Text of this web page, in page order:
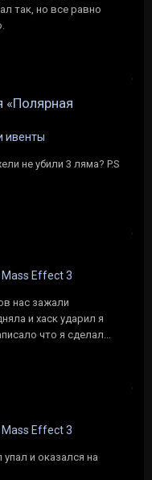
так, но все равно
«Полярная
ивенты
не убили 3 ляма? P.S
Effect 3
нас зажали
и хаск ударил я
что я сделал...
Effect 3
и оказался на